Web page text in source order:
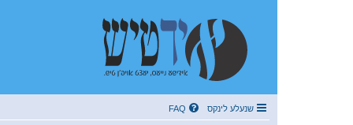
שנעלע לינקס FAQ